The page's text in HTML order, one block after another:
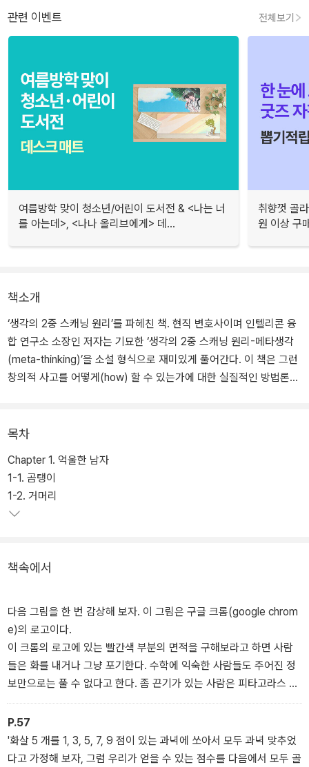
관련 이벤트 전체보기
여름방학 맞이 청소년/어린이 도서전 & <나는 너
를 아는데>, <나나 올리브에게> 데...
취향껏 골
원 이상 구
책소개
‘생각의 2중 스캐닝 원리’를 파헤친 책. 현직 변호사이며 인텔리콘 융
합 연구소 소장인 저자는 기묘한 ‘생각의 2중 스캐닝 원리-메타생각
(meta-thinking)’을 소설 형식으로 재미있게 풀어간다. 이 책은 그런
창의적 사고를 어떻게(how) 할 수 있는가에 대한 실질적인 방법론을
이 책은 전혀 경험하지 못한 새로운 생각의 개념을 담고 있다. 이 새로
이 가지고 있는 생각을 연결하고 확장하고 폭발시키는 생각의 점화장
치에 대한 것이다. 이것을 저자는 ‘메타생각‘이라고 명명하였다.
메타생각을 간단하게 표현하자면 ‘자신이 생각하는 것을 다시 생각하
술을 모두 담고 있다. 저자는 자신이 직접 경험한 것을 바탕으로 오랫
운 생각의 전환 스위치인 메타생각을 완성하였다.
목차
Chapter 1. 억울한 남자
1-1. 곰탱이
1-2. 거머리
책속에서
다음 그림을 한 번 감상해 보자. 이 그림은 구글 크롬(google chrom
e)의 로고이다.
이 크롬의 로고에 있는 빨간색 부분의 면적을 구해보라고 하면 사람
들은 화를 내거나 그냥 포기한다. 수학에 익숙한 사람들도 주어진 정
보만으로는 풀 수 없다고 한다. 좀 끈기가 있는 사람은 피타고라스 정
리를 이용해서 접근한다. 피타고라스 정리를 이용해서 계산을 하다보
면 답을 구할 수 있다. 그러나 한 친구는 이 문제를 보자마자 답을 구
했다. 그 친구에게 어떻게 해서 바로 알 수 있었는지 물어보니 ‘그냥
그런 생각’이 들었다고 한다. 대부분의 천재들은 항상 이런 식이다. 그
P.57
'화살 5 개를 1, 3, 5, 7, 9 점이 있는 과녁에 쏘아서 모두 과녁 맞추었
다고 가정해 보자, 그럼 우리가 얻을 수 있는 점수를 다음에서 모두 골